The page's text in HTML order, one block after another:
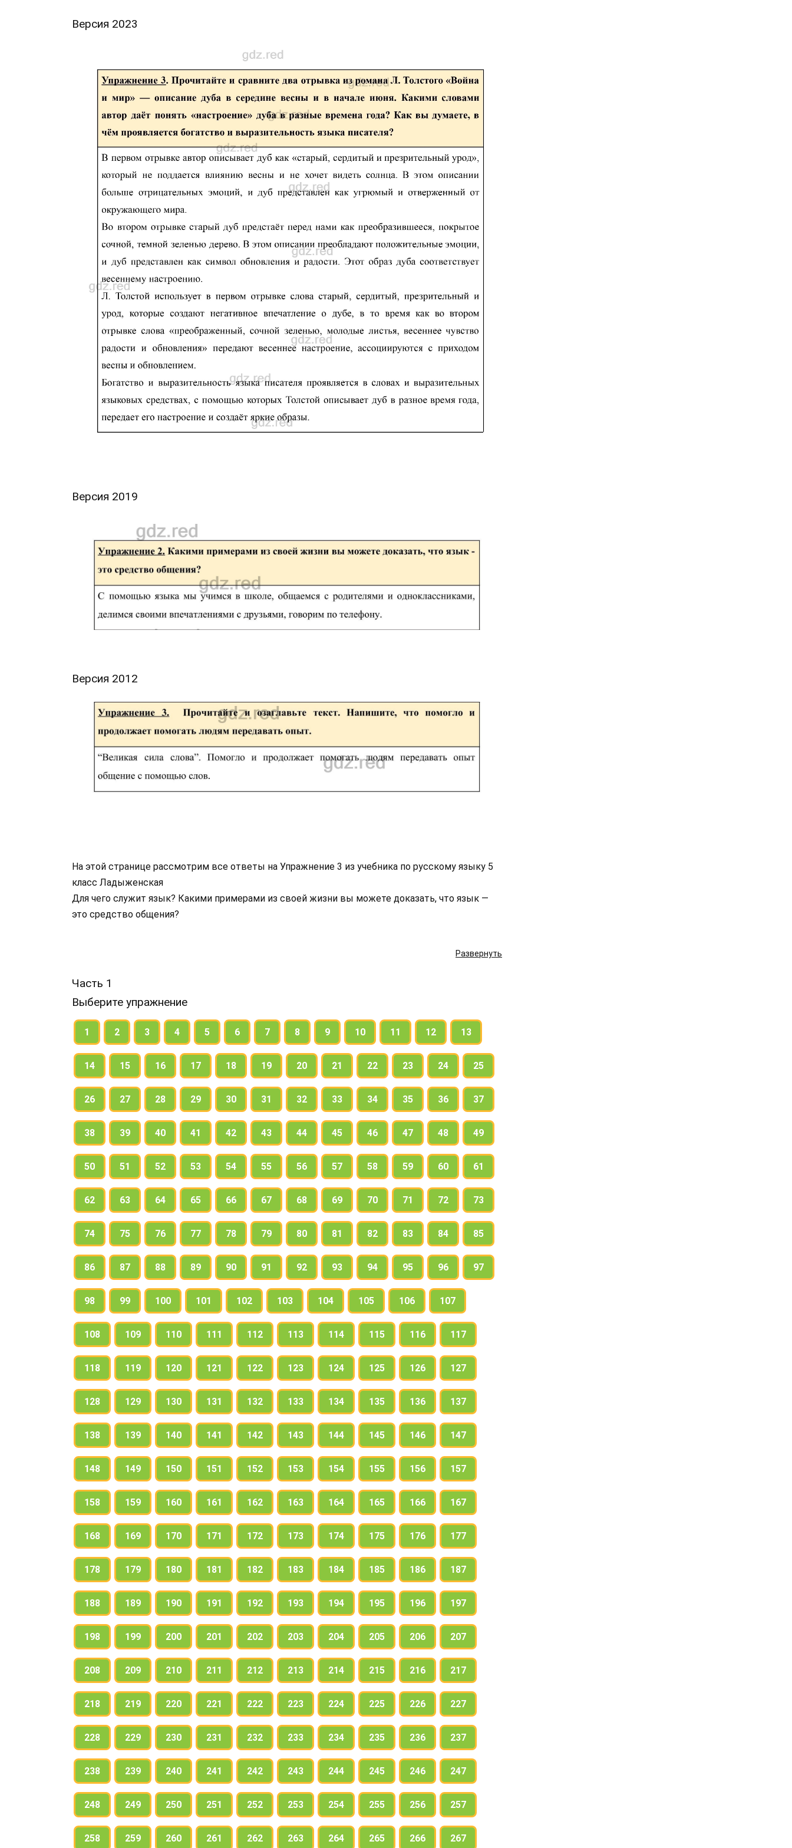
Версия 2023
Версия 2019
Версия 2012
Развернуть
На этой странице рассмотрим все ответы на Упражнение 3 из учебника по русскому языку 5
класс Ладыженская
Для чего служит язык? Какими примерами из своей жизни вы можете доказать, что язык —
это средство общения?
Часть 1
Выберите упражнение
1 2 3 4 5 6 7 8 9 10 11 12 13
14 15 16 17 18 19 20 21 22 23 24 25
26 27 28 29 30 31 32 33 34 35 36 37
38 39 40 41 42 43 44 45 46 47 48 49
50 51 52 53 54 55 56 57 58 59 60 61
62 63 64 65 66 67 68 69 70 71 72 73
74 75 76 77 78 79 80 81 82 83 84 85
86 87 88 89 90 91 92 93 94 95 96 97
98 99 100 101 102 103 104 105 106 107
108 109 110 111 112 113 114 115 116 117
118 119 120 121 122 123 124 125 126 127
128 129 130 131 132 133 134 135 136 137
138 139 140 141 142 143 144 145 146 147
148 149 150 151 152 153 154 155 156 157
158 159 160 161 162 163 164 165 166 167
168 169 170 171 172 173 174 175 176 177
178 179 180 181 182 183 184 185 186 187
188 189 190 191 192 193 194 195 196 197
198 199 200 201 202 203 204 205 206 207
208 209 210 211 212 213 214 215 216 217
218 219 220 221 222 223 224 225 226 227
228 229 230 231 232 233 234 235 236 237
238 239 240 241 242 243 244 245 246 247
248 249 250 251 252 253 254 255 256 257
258 259 260 261 262 263 264 265 266 267